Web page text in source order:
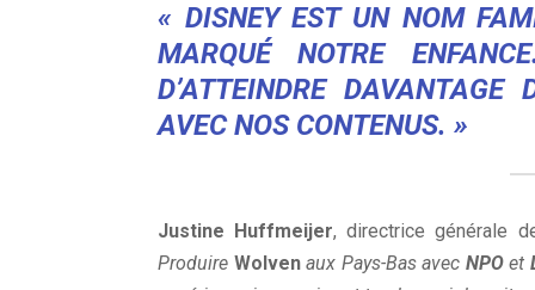
« DISNEY EST UN NOM
MARQUÉ NOTRE
D’ATTEINDRE DAVANTAGE
AVEC NOS CONTENUS. »
Justine Huffmeijer, directrice générale
Produire Wolvenaux Pays-Bas avec NPOet